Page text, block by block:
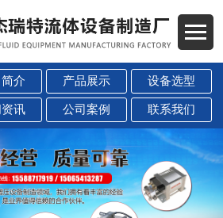
介 产品展示 设备选型
讯 公司案例 联系我们